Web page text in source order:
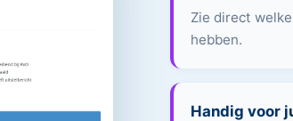
Zie direct
hebben.
Handig voor